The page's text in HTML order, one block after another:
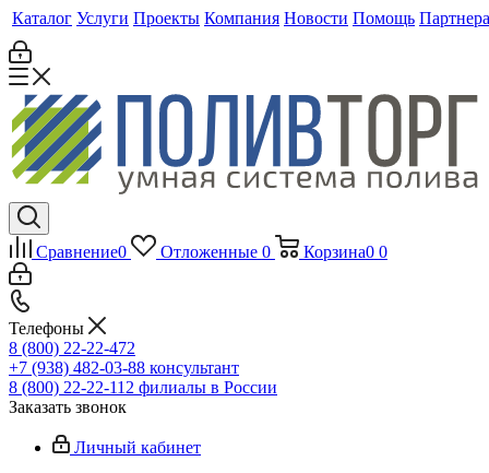
Каталог Услуги Проекты Компания Новости Помощь
Сравнение0 Отложенные 0 Корзина0 0
Телефоны
8 (800) 22-22-472
+7 (938) 482-03-88 консультант
8 (800) 22-22-112 филиалы в России
Заказать звонок
Личный кабинет